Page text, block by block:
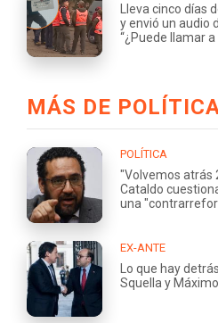
Lleva cinco días
y envió un audio
“¿Puede llamar
MÁS DE
POLÍTICA
"Volvemos atrás
Cataldo
una
EX-ANTE
Lo que hay
Squella y